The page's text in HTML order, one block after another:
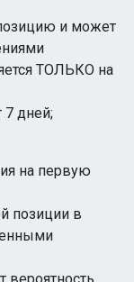
и может
ТОЛЬКО на
7 дней;
на первую
позиции в